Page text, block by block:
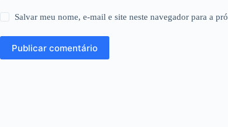
Salvar meu nome, e-mail e site neste navegador para a
Publicar comentário